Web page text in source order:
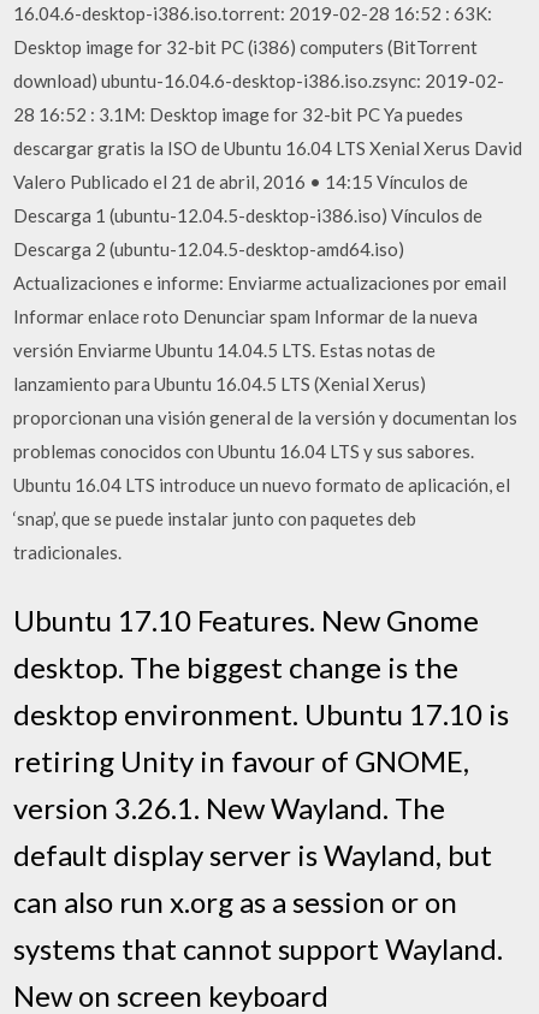
16.04.6-desktop-i386.iso.torrent: 2019-02-28 16:52 : 63K:
Desktop image for 32-bit PC (i386) computers (BitTorrent
download) ubuntu-16.04.6-desktop-i386.iso.zsync: 2019-02-
28 16:52 : 3.1M: Desktop image for 32-bit PC Ya puedes
descargar gratis la ISO de Ubuntu 16.04 LTS Xenial Xerus David
Valero Publicado el 21 de abril, 2016 • 14:15 Vínculos de
Descarga 1 (ubuntu-12.04.5-desktop-i386.iso) Vínculos de
Descarga 2 (ubuntu-12.04.5-desktop-amd64.iso)
Actualizaciones e informe: Enviarme actualizaciones por email
Informar enlace roto Denunciar spam Informar de la nueva
versión Enviarme Ubuntu 14.04.5 LTS. Estas notas de
lanzamiento para Ubuntu 16.04.5 LTS (Xenial Xerus)
proporcionan una visión general de la versión y documentan los
problemas conocidos con Ubuntu 16.04 LTS y sus sabores.
Ubuntu 16.04 LTS introduce un nuevo formato de aplicación, el
‘snap’, que se puede instalar junto con paquetes deb
tradicionales.
Ubuntu 17.10 Features. New Gnome
desktop. The biggest change is the
desktop environment. Ubuntu 17.10 is
retiring Unity in favour of GNOME,
version 3.26.1. New Wayland. The
default display server is Wayland, but
can also run x.org as a session or on
systems that cannot support Wayland.
New on screen keyboard